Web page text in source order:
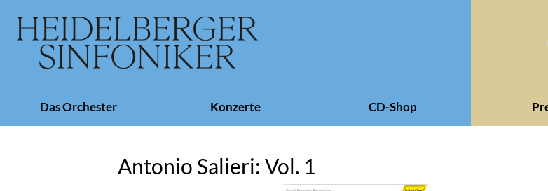
überspringenDas Orchester Konzerte CD-Shop
Antonio Salieri: Vol. 1